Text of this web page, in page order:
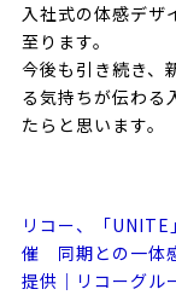
入社式の体感デザ
至ります。
今後も引き続き、
る気持ちが伝わる
たらと思います。
リコー、「
催 同期との一体
提供｜リコーグル